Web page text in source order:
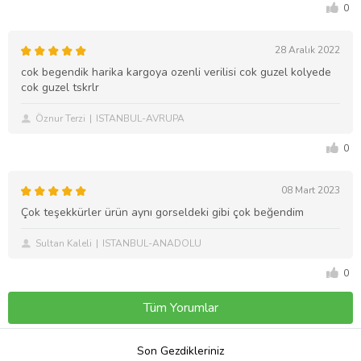
0
28 Aralık 2022
cok begendik harika kargoya ozenli verilisi cok guzel kolyede
cok guzel tskrlr
Öznur Terzi ISTANBUL-AVRUPA
0
08 Mart 2023
Çok teşekkürler ürün aynı gorseldeki gibi çok beğendim
Sultan Kaleli ISTANBUL-ANADOLU
0
Tüm Yorumlar
Son Gezdikleriniz